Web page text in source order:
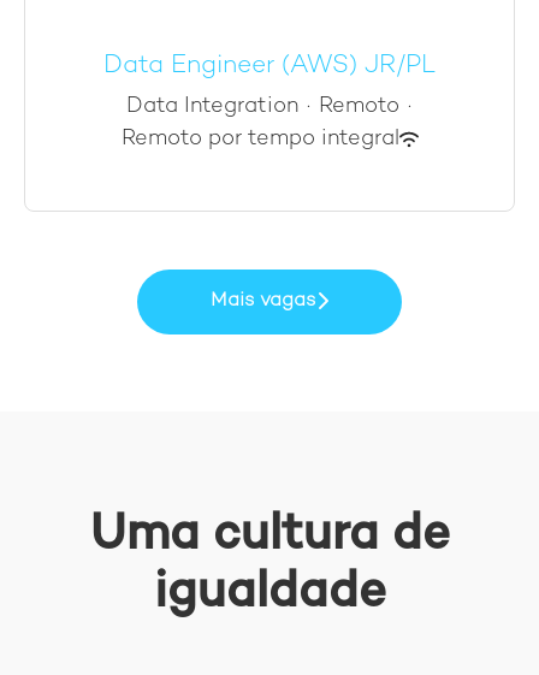
Data Engineer (AWS) JR/PL
Data Integration · Remoto ·
Remoto por tempo integral
Mais vagas
Uma cultura de
igualdade